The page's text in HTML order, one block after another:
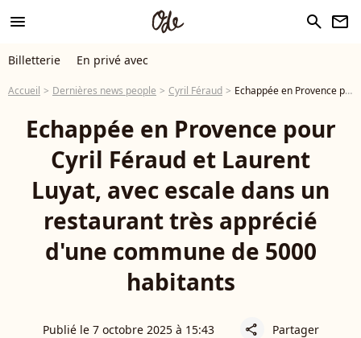
menu search newsletter
Billetterie En privé avec
Accueil Dernières news people Cyril Féraud Echappée en Provence pour Cyril Féraud et Laurent Luyat, avec escale dans un restaurant très apprécié d'une commune de 5000 habitants
Echappée en Provence pour
Cyril Féraud et Laurent
Luyat, avec escale dans un
restaurant très apprécié
d'une commune de 5000
habitants
Publié le 7 octobre 2025 à 15:43 share Partager